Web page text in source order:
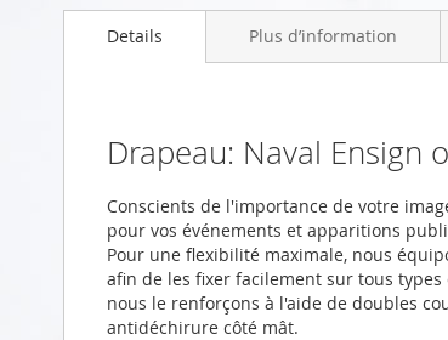
to
gallery
Details
Drapeau: Naval
Conscients de l'importance de votre
pour vos événements et apparitions
Pour une flexibilité maximale, nous
afin de les fixer facilement sur tous
nous le renforçons à l'aide de doubles
antidéchirure côté mât.
Plus d’information